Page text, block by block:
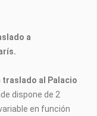
a
traslado al Palacio
dispone de 2
en función